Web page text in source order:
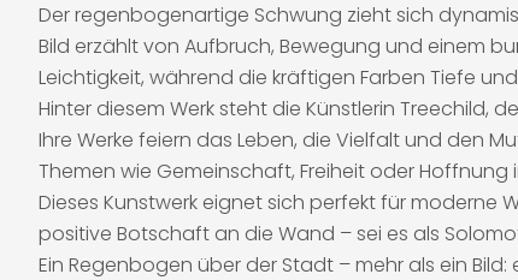
Der regenbogenartige Schwung zieht sich
Bild erzählt von Aufbruch, Bewegung und einem
Leichtigkeit, während die kräftigen Farben Tiefe
Hinter diesem Werk steht die Künstlerin Treechild,
Ihre Werke feiern das Leben, die Vielfalt und den
Themen wie Gemeinschaft, Freiheit oder
Dieses Kunstwerk eignet sich perfekt für moderne
positive Botschaft an die Wand – sei es als
Ein Regenbogen über der Stadt – mehr als ein